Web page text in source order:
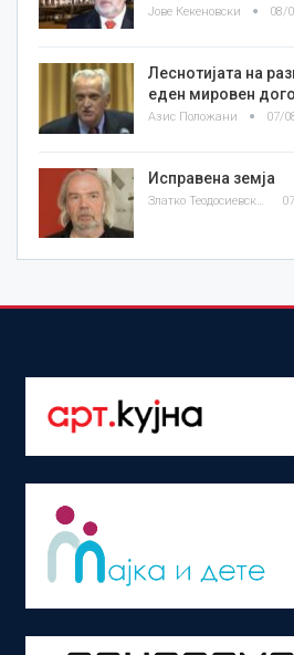
Јове Кекеновски 08/
Леснотијата на
еден мировен
Азис Положани 07/
Исправена земја
Златко Теодосиевски